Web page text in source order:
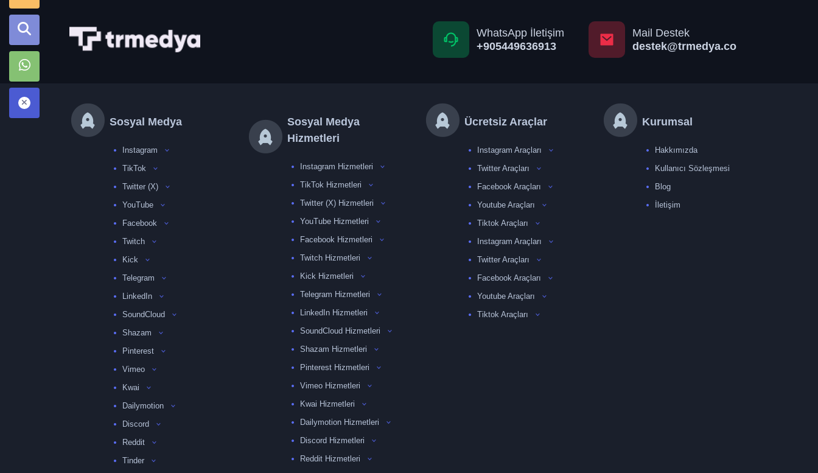
WhatsApp İletişim
+905449636913
Mail Destek
destek@trmedya.co
Sosyal Medya
Instagram
TikTok
Twitter (X)
YouTube
Facebook
Twitch
Kick
Telegram
LinkedIn
SoundCloud
Shazam
Pinterest
Vimeo
Kwai
Dailymotion
Discord
Reddit
Tinder
Sosyal Medya
Hizmetleri
Instagram Hizmetleri
TikTok Hizmetleri
Twitter (X) Hizmetleri
YouTube Hizmetleri
Facebook Hizmetleri
Twitch Hizmetleri
Kick Hizmetleri
Telegram Hizmetleri
LinkedIn Hizmetleri
SoundCloud Hizmetleri
Shazam Hizmetleri
Pinterest Hizmetleri
Vimeo Hizmetleri
Kwai Hizmetleri
Dailymotion Hizmetleri
Discord Hizmetleri
Reddit Hizmetleri
Ücretsiz Araçlar
Instagram Araçları
Twitter Araçları
Facebook Araçları
Youtube Araçları
Tiktok Araçları
Instagram Araçları
Twitter Araçları
Facebook Araçları
Youtube Araçları
Tiktok Araçları
Kurumsal
Hakkımızda
Kullanıcı Sözleşmesi
Blog
İletişim